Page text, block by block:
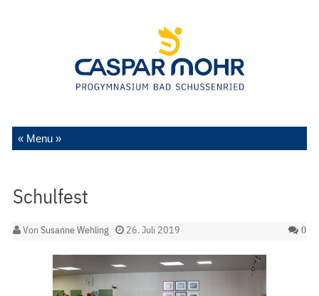
Zum Inhalt springen
Schulfest
VonSusanne Wehling 26. Juli 2019 0